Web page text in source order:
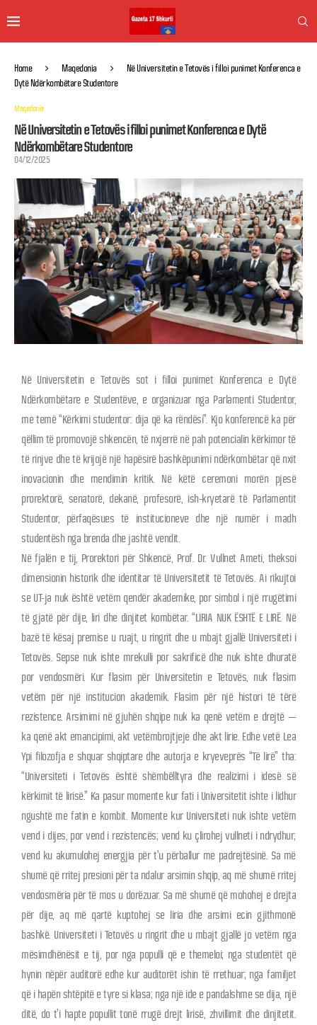
Home Maqedonia
Në Universitetin e Tetovës i filloi punimet Konferenca e
Dytë Ndërkombëtare Studentore
Maqedonia
Në Universitetin e Tetovës i filloi punimet Konferenca e Dytë
Ndërkombëtare Studentore
04/12/2025
Në Universitetin e Tetovës sot i filloi punimet Konferenca e Dytë
Ndërkombëtare e Studentëve, e organizuar nga Parlamenti Studentor,
me temë “Kërkimi studentor: dija që ka rëndësi”. Kjo konferencë ka për
qëllim të promovojë shkencën, të nxjerrë në pah potencialin kërkimor të
të rinjve dhe të krijojë një hapësirë bashkëpunimi ndërkombëtar që nxit
inovacionin dhe mendimin kritik. Në këtë ceremoni morën pjesë
prorektorë, senatorë, dekanë, profesorë, ish-kryetarë të Parlamentit
Studentor, përfaqësues të institucioneve dhe një numër i madh
studentësh nga brenda dhe jashtë vendit.
Në fjalën e tij, Prorektori për Shkencë, Prof. Dr. Vullnet Ameti, theksoi
dimensionin historik dhe identitar të Universitetit të Tetovës. Ai rikujtoi
se UT-ja nuk është vetëm qendër akademike, por simbol i një rrugëtimi
të gjatë për dije, liri dhe dinjitet kombëtar. “LIRIA NUK ËSHTË E LIRË. Në
bazë të kësaj premise u ruajt, u ringrit dhe u mbajt gjallë Universiteti i
Tetovës. Sepse nuk ishte mrekulli por sakrificë dhe nuk ishte dhuratë
por vendosmëri. Kur flasim për Universitetin e Tetovës, nuk flasim
vetëm për një institucion akademik. Flasim për një histori të tërë
rezistence. Arsimimi në gjuhën shqipe nuk ka qenë vetëm e drejtë —
ka qenë akt emancipimi, akt vetëmbrojtjeje dhe akt lirie. Edhe vetë Lea
Ypi filozofja e shquar shqiptare dhe autorja e kryeveprës “Të lirë” tha:
“Universiteti i Tetovës është shëmbëlltyra dhe realizimi i idesë së
kërkimit të lirisë.” Ka pasur momente kur fati i Universitetit ishte i lidhur
ngushtë me fatin e kombit. Momente kur Universiteti nuk ishte vetëm
vend i dijes, por vend i rezistencës; vend ku çlirohej vullneti i ndrydhur;
vend ku akumulohej energjia për t’u përballur me padrejtësinë. Sa më
shumë që rritej presioni për ta ndalur arsimin shqip, aq më shumë rritej
vendosmëria për të mos u dorëzuar. Sa më shumë që mohohej e drejta
për dije, aq më qartë kuptohej se liria dhe arsimi ecin gjithmonë
bashkë. Universiteti i Tetovës u ringrit dhe u mbajt gjallë jo vetëm nga
mësimdhënësit e tij, por nga populli që e themeloi; nga studentët që
hynin nëpër auditorë edhe kur auditorët ishin të rrethuar; nga familjet
që i hapën shtëpitë e tyre si klasa; nga një ide e pandalshme se dija, një
ditë, do t’i hapte popullit tonë rrugë drejt lirisë, zhvillimit dhe dinjitetit.